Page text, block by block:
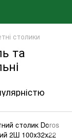
столики
та